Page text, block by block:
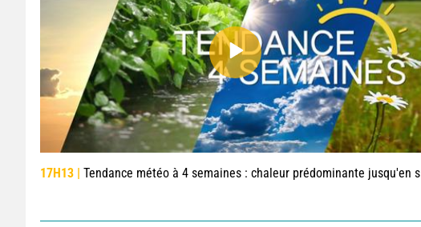
17H13 | Tendance météo à 4 semaines : chaleur prédominante jusqu'en septembre